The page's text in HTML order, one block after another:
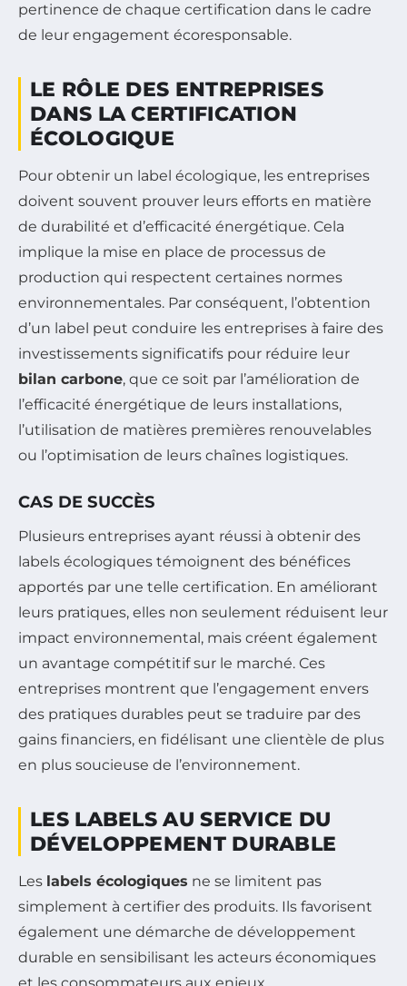
pertinence de chaque certification dans le cadre
de leur engagement écoresponsable.
LE RÔLE DES ENTREPRISES
DANS LA CERTIFICATION
ÉCOLOGIQUE
Pour obtenir un label écologique, les entreprises
doivent souvent prouver leurs efforts en matière
de durabilité et d’efficacité énergétique. Cela
implique la mise en place de processus de
production qui respectent certaines normes
environnementales. Par conséquent, l’obtention
d’un label peut conduire les entreprises à faire des
investissements significatifs pour réduire leur
bilan carbone, que ce soit par l’amélioration de
l’efficacité énergétique de leurs installations,
l’utilisation de matières premières renouvelables
ou l’optimisation de leurs chaînes logistiques.
CAS DE SUCCÈS
Plusieurs entreprises ayant réussi à obtenir des
labels écologiques témoignent des bénéfices
apportés par une telle certification. En améliorant
leurs pratiques, elles non seulement réduisent leur
impact environnemental, mais créent également
un avantage compétitif sur le marché. Ces
entreprises montrent que l’engagement envers
des pratiques durables peut se traduire par des
gains financiers, en fidélisant une clientèle de plus
en plus soucieuse de l’environnement.
LES LABELS AU SERVICE DU
DÉVELOPPEMENT DURABLE
Les labels écologiques ne se limitent pas
simplement à certifier des produits. Ils favorisent
également une démarche de développement
durable en sensibilisant les acteurs économiques